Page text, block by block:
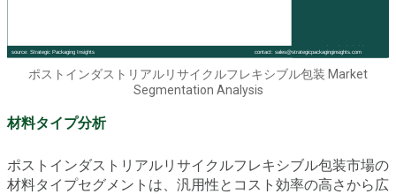
ポストインダストリアルリサイクルフレキシブル包装 Market
Segmentation Analysis
材料タイプ分析
ポストインダストリアルリサイクルフレキシブル包装市場の
材料タイプセグメントは、汎用性とコスト効率の高さから広